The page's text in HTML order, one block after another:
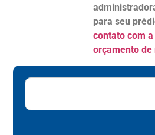
para seu
contato com
orçamento de